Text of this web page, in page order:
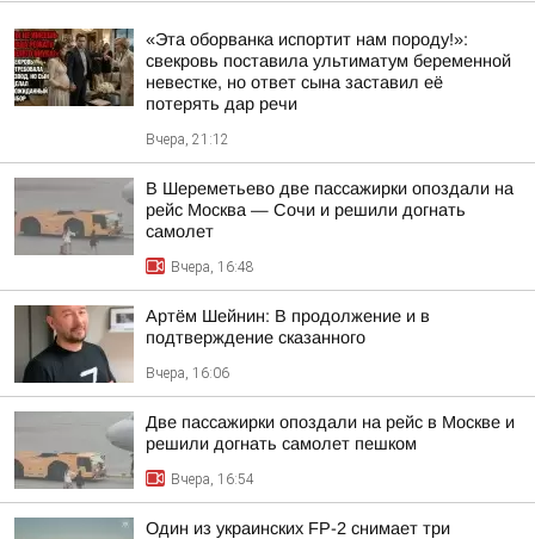
«Эта оборванка испортит нам породу!»:
свекровь поставила ультиматум беременной
невестке, но ответ сына заставил её
потерять дар речи
Вчера, 21:12
В Шереметьево две пассажирки опоздали на
рейс Москва — Сочи и решили догнать
самолет
Вчера, 16:48
Артём Шейнин: В продолжение и в
подтверждение сказанного
Вчера, 16:06
Две пассажирки опоздали на рейс в Москве и
решили догнать самолет пешком
Вчера, 16:54
Один из украинских FP-2 снимает три